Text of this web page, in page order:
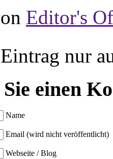
Editor's
nur
einen
Name
Email (wird nicht veröffentlicht)
Webseite / Blog